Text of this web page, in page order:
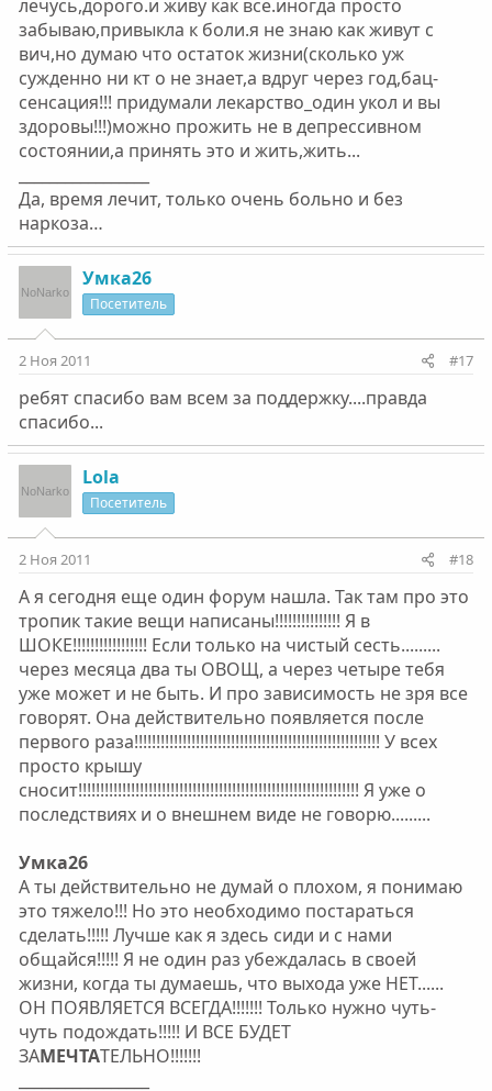
лечусь,дорого.и живу как все.иногда просто
забываю,привыкла к боли.я не знаю как живут с
вич,но думаю что остаток жизни(сколько уж
сужденно ни кт о не знает,а вдруг через год,бац-
сенсация!!! придумали лекарство_один укол и вы
здоровы!!!)можно прожить не в депрессивном
состоянии,а принять это и жить,жить...
Да, время лечит, только очень больно и без
наркоза…
Умка26
Посетитель
2 Ноя 2011 #17
ребят спасибо вам всем за поддержку....правда
спасибо...
Lola
Посетитель
2 Ноя 2011 #18
А я сегодня еще один форум нашла. Так там про это
тропик такие вещи написаны!!!!!!!!!!!!!!! Я в
ШОКЕ!!!!!!!!!!!!!!!!! Если только на чистый сесть.........
через месяца два ты ОВОЩ, а через четыре тебя
уже может и не быть. И про зависимость не зря все
говорят. Она действительно появляется после
первого раза!!!!!!!!!!!!!!!!!!!!!!!!!!!!!!!!!!!!!!!!!!!!!!!!!!!!!!!! У всех
просто крышу
сносит!!!!!!!!!!!!!!!!!!!!!!!!!!!!!!!!!!!!!!!!!!!!!!!!!!!!!!!!!!!!!!!! Я уже о
последствиях и о внешнем виде не говорю.........
Умка26
А ты действительно не думай о плохом, я понимаю
это тяжело!!! Но это необходимо постараться
сделать!!!!! Лучше как я здесь сиди и с нами
общайся!!!!! Я не один раз убеждалась в своей
жизни, когда ты думаешь, что выхода уже НЕТ......
ОН ПОЯВЛЯЕТСЯ ВСЕГДА!!!!!!! Только нужно чуть-
чуть подождать!!!!! И ВСЕ БУДЕТ
ЗАМЕЧТАТЕЛЬНО!!!!!!!